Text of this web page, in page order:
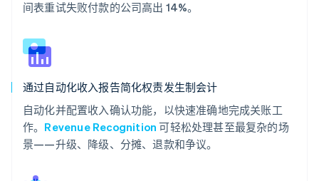
间表重试失败付款的公司高出 14%。
通过自动化收入报告简化权责发生制会计
自动化并配置收入确认功能，以快速准确地完成关账工
作。 Revenue Recognition 可轻松处理甚至最复杂的场
景——升级、降级、分摊、退款和争议。